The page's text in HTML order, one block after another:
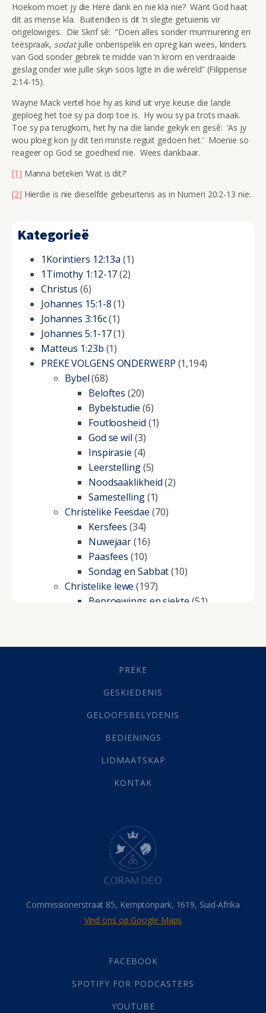
Hoekom moet jy die Here dank en nie kla nie? Want God haat
dit as mense kla. Buitendien is dit ‘n slegte getuienis vir
ongelowiges. Die Skrif sê: “Doen alles sonder murmurering en
teëspraak, sodatjulle onberispelik en opreg kan wees, kinders
van God sonder gebrek te midde van ‘n krom en verdraaide
geslag onder wie julle skyn soos ligte in die wêreld” (Filippense
2:14-15).
Wayne Mack vertel hoe hy as kind uit vrye keuse die lande
geploeg het toe sy pa dorp toe is. Hy wou sy pa trots maak.
Toe sy pa terugkom, het hy na die lande gekyk en gesê: ‘As jy
wou ploeg kon jy dit ten minste reguit gedoen het.’ Moenie so
reageer op God se goedheid nie. Wees dankbaar.
[1] Manna beteken ‘Wat is dit?’
[2] Hierdie is nie dieselfde gebeurtenis as in Numeri 20:2-13 nie.
Kategorieë
1Korintiers 12:13a (1)
1Timothy 1:12-17(2)
Christus (6)
Johannes 15:1-8(1)
Johannes 3:16c(1)
Johannes 5:1-17(1)
Matteus 1:23b (1)
PREKE VOLGENS ONDERWERP (1,194)
Bybel(68)
Beloftes (20)
Bybelstudie (6)
Foutloosheid (1)
God se wil (3)
Inspirasie (4)
Leerstelling(5)
Noodsaaklikheid(2)
Samestelling(1)
Christelike Feesdae (70)
Kersfees (34)
Nuwejaar(16)
Paasfees (10)
Sondag en Sabbat(10)
Christelike lewe (197)
Beproewings en siekte (51)
Geestelike Groei(10)
(21)
Grys Areas(4)
Lewensdoel(3)
Selfondersoek(1)
Werk(22)
(142)
Hemel (31)
Israel (14)
Millennium(1)
Oordeelsdag(19)
Verheerlikte liggaam
Wederkoms
(27)
Gebed(87)
Die Onse Vader(12)
God(392)
Afgode(23)
PREKE
GESKIEDENIS
GELOOFSBELYDENIS
BEDIENINGS
LIDMAATSKAP
KONTAK
Commissionerstraat 85, Kemptonpark, 1619, Suid-Afrika
Vind ons op Google Maps
FACEBOOK
SPOTIFY FOR PODCASTERS
YOUTUBE